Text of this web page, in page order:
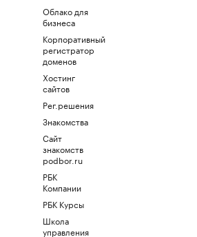
Облако для
бизнеса
Корпоративный
регистратор
доменов
Хостинг
сайтов
Рег.решения
Знакомства
Сайт
знакомств
podbor.ru
РБК
Компании
РБК Курсы
Школа
управления